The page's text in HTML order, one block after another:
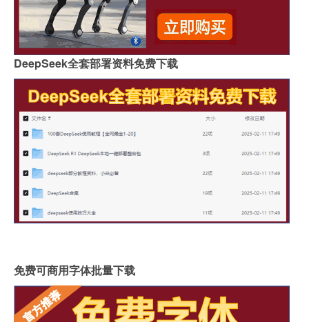
DeepSeek全套部署资料免费下载
免费可商用字体批量下载